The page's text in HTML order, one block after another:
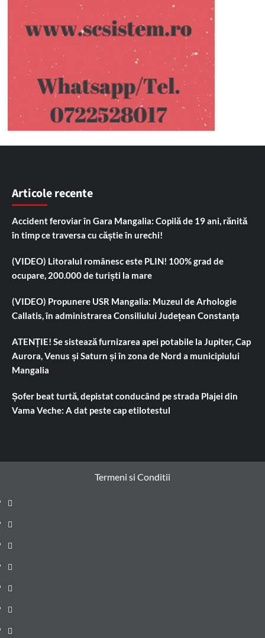
Articole recente
Accident feroviar în Gara Mangalia: Copilă de 19 ani, rănită
în timp ce traversa cu căștie în urechi!
(VIDEO) Litoralul românesc este PLIN! 100% grad de
ocupare, 200.000 de turiști la mare
(VIDEO) Propunere USR Mangalia: Muzeul de Arhologie
Callatis, în administrarea Consiliului Județean Constanța
ATENȚIE! Se sistează furnizarea apei potabile la Jupiter, Cap
Aurora, Venus și Saturn și în zona de Nord a municipiului
Mangalia
Șofer beat turtă, depistat conducând pe strada Plajei din
Vama Veche: A dat peste cap etilotestul
Termeni si Conditii
Prima
pagină
Știri
de
ultima
Administrație
locală
Actualitate
Justiție
Cultura
Sănătate